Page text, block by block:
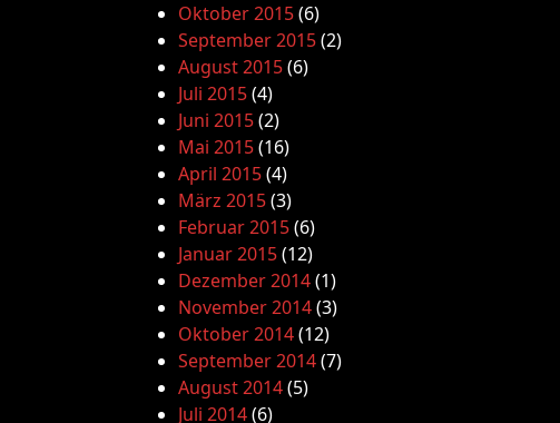
Oktober 2015(6)
September 2015(2)
August 2015(6)
Juli 2015(4)
Juni 2015(2)
Mai 2015(16)
April 2015(4)
März 2015(3)
Februar 2015(6)
Januar 2015(12)
Dezember 2014(1)
November 2014(3)
Oktober 2014(12)
September 2014(7)
August 2014(5)
Juli 2014(6)